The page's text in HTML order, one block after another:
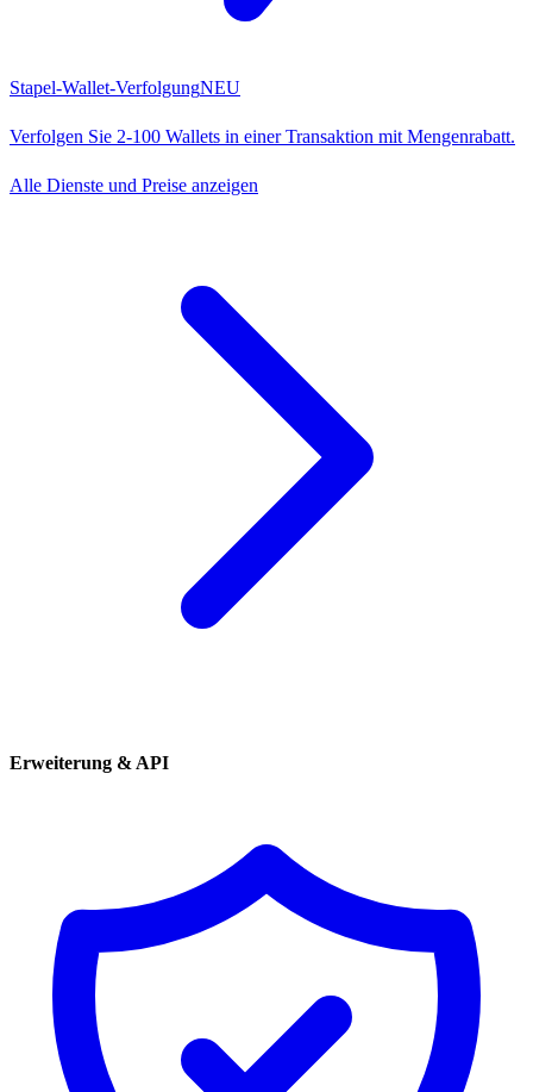
Stapel-Wallet-VerfolgungNEU
Verfolgen Sie 2-100 Wallets in einer Transaktion mit Mengenrabatt.
Alle Dienste und Preise anzeigen
Erweiterung & API